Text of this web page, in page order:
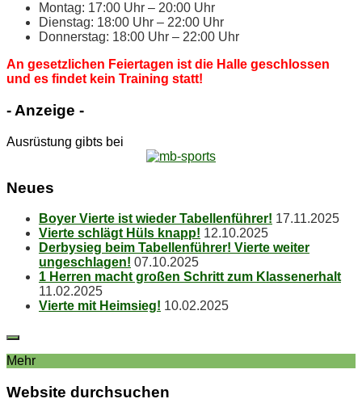
Mon­tag: 17:00 Uhr – 20:00 Uhr
Diens­tag: 18:00 Uhr – 22:00 Uhr
Don­ners­tag: 18:00 Uhr – 22:00 Uhr
An ge­setz­li­chen Fei­er­ta­gen ist die Hal­le ge­schlos­sen
und es fin­det kein Trai­ning statt!
- An­zei­ge -
Ausrüstung gibts bei
Neu­es
Boy­er Vier­te ist wie­der Tabellenführer! 17.11.2025
Vier­te schlägt Hüls knapp! 12.10.2025
Der­by­sieg beim Ta­bel­len­füh­rer! Vier­te wei­ter
ungeschlagen! 07.10.2025
1 Her­ren macht gro­ßen Schritt zum Klassenerhalt
11.02.2025
Vier­te mit Heimsieg! 10.02.2025
Mehr
Web­site durchsuchen